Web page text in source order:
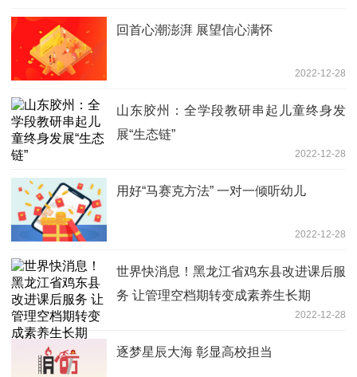
回首心潮澎湃 展望信心满怀
2022-12-28
山东胶州：全学段教研串起儿童终身发
展“生态链”
2022-12-28
用好“马赛克方法” 一对一倾听幼儿
2022-12-28
世界快消息！黑龙江省鸡东县改进课后服
务 让管理空档期转变成素养生长期
2022-12-28
逐梦星辰大海 彰显高校担当